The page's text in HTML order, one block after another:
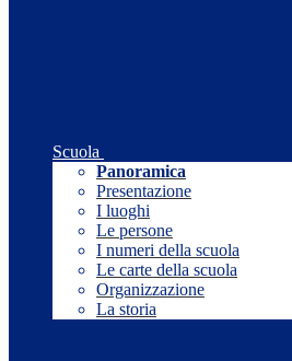
Scuola
Panoramica
Presentazione
I luoghi
Le persone
I numeri della scuola
Le carte della scuola
Organizzazione
La storia